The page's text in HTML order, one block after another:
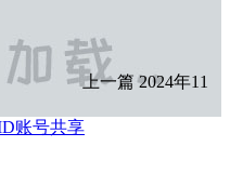
上一篇 2024年11
账号共享